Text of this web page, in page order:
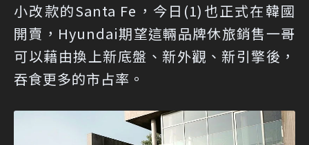
小改款的Santa Fe，今日(1)也正式在韓國
開賣，Hyundai期望這輛品牌休旅銷售一哥
可以藉由換上新底盤、新外觀、新引擎後，
吞食更多的市占率。